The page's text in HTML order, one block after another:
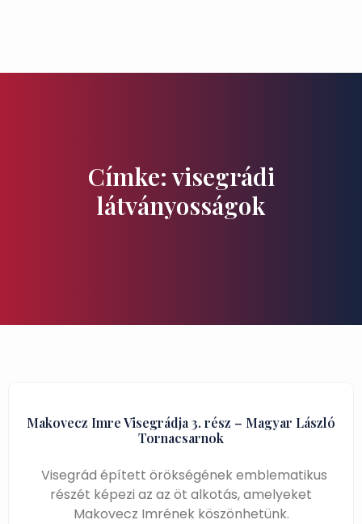
Címke: visegrádi
látványosságok
Makovecz Imre Visegrádja 3. rész – Magyar László
Tornacsarnok
Visegrád épített örökségének emblematikus
részét képezi az az öt alkotás, amelyeket
Makovecz Imrének köszönhetünk.